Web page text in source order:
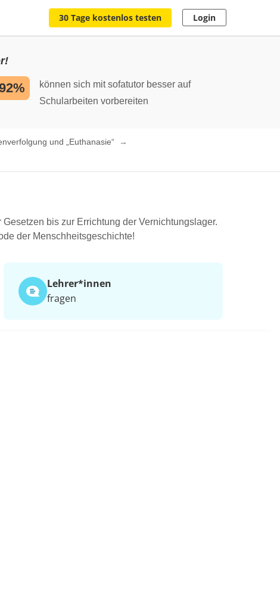
30 Tage kostenlos testen Login
können sich mit sofatutor besser auf
Schularbeiten vorbereiten
und „Euthanasie“
bis zur Errichtung der Vernichtungslager.
der Menschheitsgeschichte!
Lehrer*​innen
fragen